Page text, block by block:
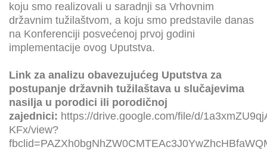
koju smo realizovali u saradnji sa Vrhovnim
državnim tužilaštvom, a koju smo predstavile danas
na Konferenciji posvećenoj prvoj godini
implementacije ovog Uputstva.
Link za analizu obavezujućeg Uputstva za
postupanje državnih tužilaštava u slučajevima
nasilja u porodici ili porodičnoj
zajednici: https://drive.google.com/file/d/
KFx/view?